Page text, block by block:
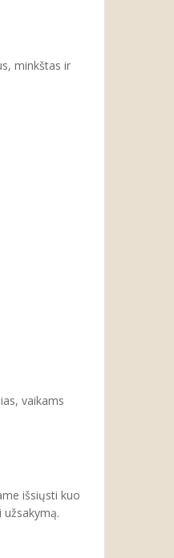
minkštas ir
vaikams
išsiųsti kuo